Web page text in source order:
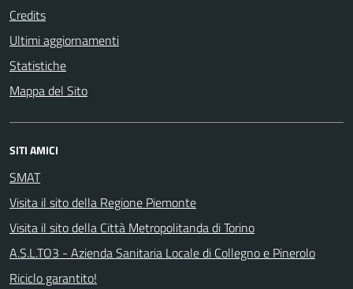
Credits
Ultimi aggiornamenti
Statistiche
Mappa del Sito
SITI AMICI
SMAT
Visita il sito della Regione Piemonte
Visita il sito della Città Metropolitanda di Torino
A.S.L.TO3 - Azienda Sanitaria Locale di Collegno e Pinerolo
Riciclo garantito!